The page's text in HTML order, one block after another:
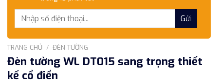
TRANG CHỦ / ĐÈN TƯỜNG
Đèn tường WL DT015 sang trọng thiết
kế cổ điển